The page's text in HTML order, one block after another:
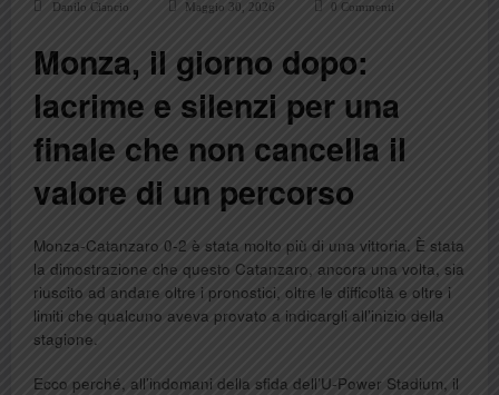
Danilo Ciancio Maggio 30, 2026 0 Commenti
Monza, il giorno dopo:
lacrime e silenzi per una
finale che non cancella il
valore di un percorso
Monza-Catanzaro 0-2 è stata molto più di una vittoria. È stata
la dimostrazione che questo Catanzaro, ancora una volta, sia
riuscito ad andare oltre i pronostici, oltre le difficoltà e oltre i
limiti che qualcuno aveva provato a indicargli all’inizio della
stagione.
Ecco perché, all’indomani della sfida dell’U-Power Stadium, il